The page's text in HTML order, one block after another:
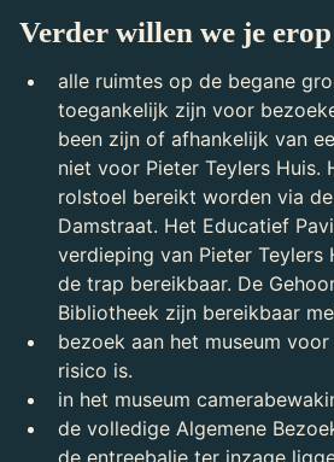
Verder willen we je
alle ruimtes op de begane
toegankelijk zijn voor
been zijn of afhankelijk van
niet voor Pieter Teylers Huis.
rolstoel bereikt worden via
Damstraat. Het Educatief
verdieping van Pieter Teylers
de trap bereikbaar. De
Bibliotheek zijn bereikbaar
bezoek aan het museum
risico is.
in het museum
de volledige Algemene
de entreebalie ter inzage